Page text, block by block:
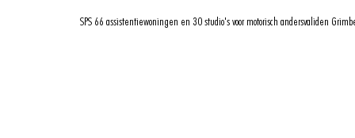
SPS 66 assistentiewoningen en 30 studio's voor motorisch andersvaliden